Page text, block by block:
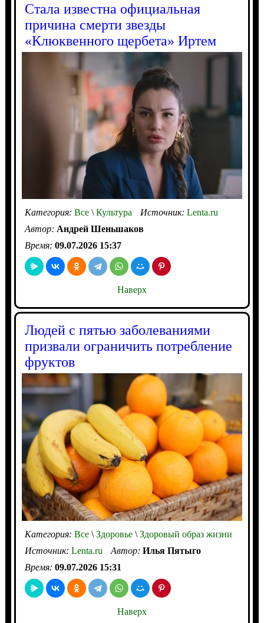
Стала известна официальная
причина смерти звезды
«Клюквенного щербета» Иртем
Категория: Все\Культура Источник: Lenta.ru
Автор: Андрей Шеньшаков
Время: 09.07.2026 15:37
Наверх
Людей с пятью заболеваниями
призвали ограничить потребление
фруктов
Категория: Все\Здоровье\Здоровый образ жизни
Источник: Lenta.ru Автор: Илья Пятыго
Время: 09.07.2026 15:31
Наверх